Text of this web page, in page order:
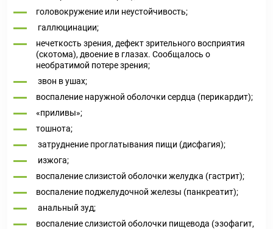
головокружение или неустойчивость;
галлюцинации;
нечеткость зрения, дефект зрительного восприятия
(скотома), двоение в глазах. Сообщалось о
необратимой потере зрения;
звон в ушах;
воспаление наружной оболочки сердца (перикардит);
«приливы»;
тошнота;
затруднение проглатывания пищи (дисфагия);
изжога;
воспаление слизистой оболочки желудка (гастрит);
воспаление поджелудочной железы (панкреатит);
анальный зуд;
воспаление слизистой оболочки пищевода (эзофагит,